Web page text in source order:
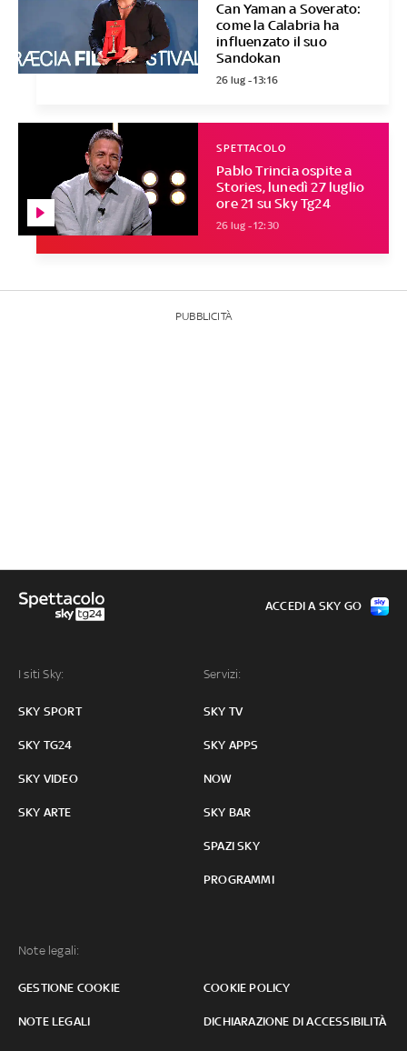
Can Yaman a Soverato:
come la Calabria ha
influenzato il suo
Sandokan
26 lug - 13:16
Pablo Trincia ospite a
Stories, lunedì 27 luglio
ore 21 su Sky Tg24
SPETTACOLO
26 lug - 12:30
PUBBLICITÀ
I siti Sky:
SKY SPORT
SKY TG24
SKY VIDEO
SKY ARTE
Servizi:
SKY TV
SKY APPS
NOW
SKY BAR
SPAZI SKY
PROGRAMMI
Note legali:
GESTIONE COOKIE COOKIE POLICY
NOTE LEGALI DICHIARAZIONE DI ACCESSIBILITÀ
ACCEDI A SKY GO